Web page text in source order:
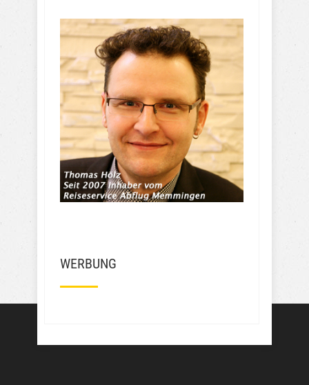
teuer finde ich das für so einen
mini Airport. Ich hab zum
Vergleich mal den Flughafen in
Berlin mit unseren Reisedaten
und Parkplatz Gebühren
verglichen . Dort würde ich für
den selben Reise Zeitraum 150,-
Euro zahlen . Das sind 100 Euro
weniger. Wie soll ich das finden?
Frechheit wie die den Leuten das
Geld aus der Tasche ziehen….
Mehr Bewertungen
WERBUNG